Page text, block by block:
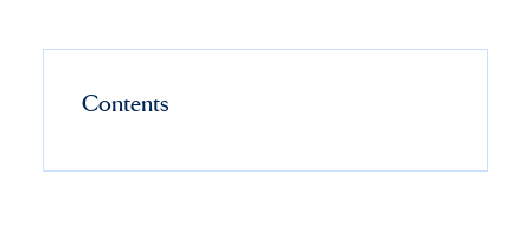
Contents